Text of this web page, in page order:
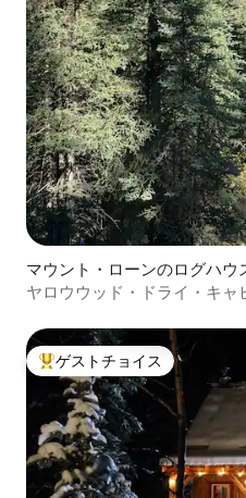
マウント・ローンのログハウ
ヤロウウッド・ドライ・キ
大好評のゲストチョイスです。
ゲストチョイス